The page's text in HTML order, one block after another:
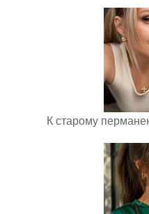
К старому